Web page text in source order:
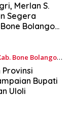
Merlan S.
Segera
Bolango
Bone Bolango
Provinsi
Bupati
Uloli